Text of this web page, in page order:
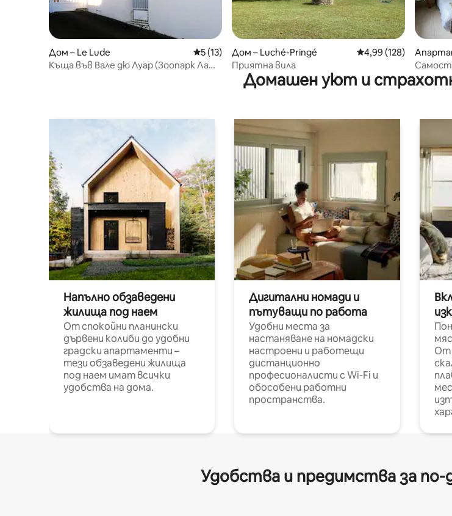
Дом – Le Lude Средна оценка: 5 от 5, 13 отзива
5 (13)
Къща във Вале дю Луар (Зоопарк Ла
Дом – Luché-Pringé Средна оценка: 4,99
4,99 (128)
Приятна вила
Домашен уют и
Напълно обзаведени
жилища под наем
От спокойни планински
дървени колиби до удобни
градски апартаменти –
тези обзаведени жилища
под наем имат всички
удобства на дома.
Дигитални номади и
пътуващи по работа
Удобни места за
настаняване на номадски
настроени и работещи
дистанционно
професионалисти с Wi-Fi и
обособени работни
пространства.
От
Удобства и предимства за по-